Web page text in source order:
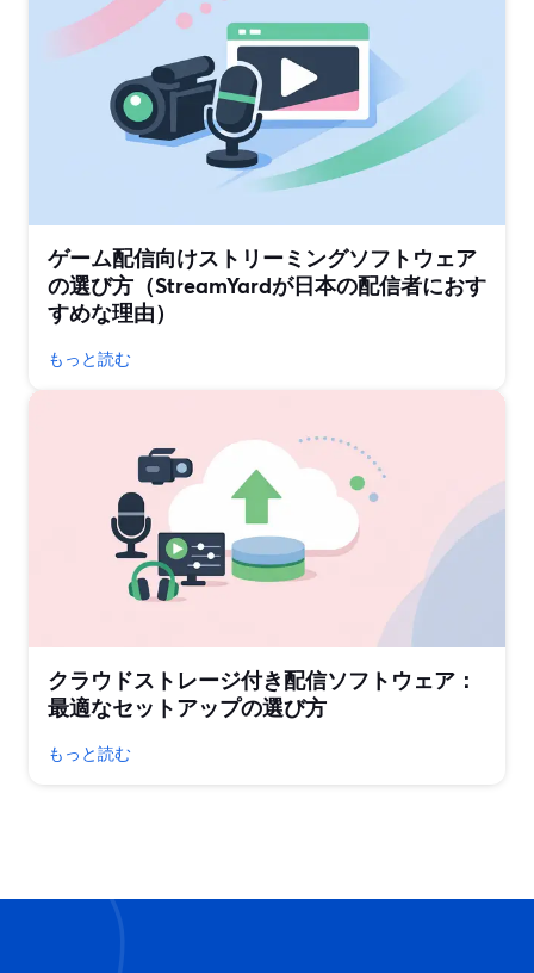
ゲーム配信向けストリーミングソフトウェア
の選び方（StreamYardが日本の配信者におす
すめな理由）
もっと読む
クラウドストレージ付き配信ソフトウェア：
最適なセットアップの選び方
もっと読む